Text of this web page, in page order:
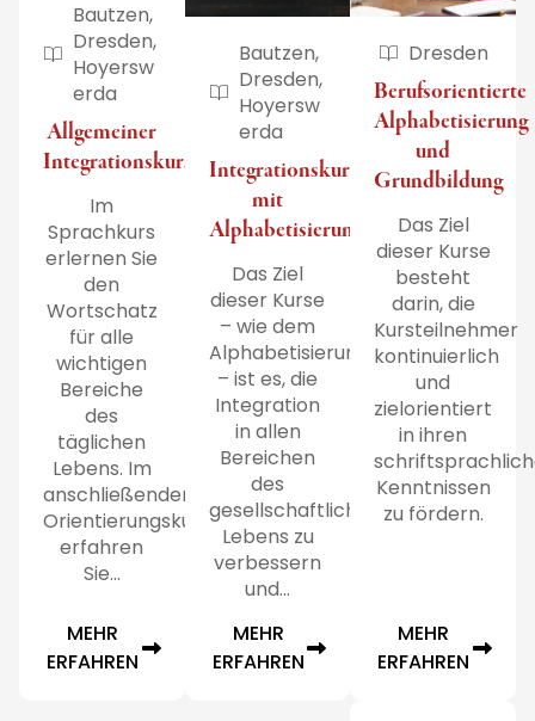
Bautzen,
Dresden,
Hoyersw
erda
Allgemeiner
Integrationskurs
Im
Sprachkurs
erlernen Sie
den
Wortschatz
für alle
wichtigen
Bereiche
des
täglichen
Lebens. Im
anschließenden
Orientierungskurs
erfahren
Sie...
MEHR
ERFAHREN
Bautzen,
Dresden,
Hoyersw
erda
Integrationskurs
mit
Alphabetisierung
Das Ziel
dieser Kurse
– wie dem
Alphabetisierungskurs
– ist es, die
Integration
in allen
Bereichen
des
gesellschaftlichen
Lebens zu
verbessern
und...
MEHR
ERFAHREN
Dresden
Berufsorientierte
Alphabetisierung
und
Grundbildung
Das Ziel
dieser Kurse
besteht
darin, die
Kursteilnehmer
kontinuierlich
und
zielorientiert
in ihren
Kenntnissen
zu fördern.
MEHR
ERFAHREN